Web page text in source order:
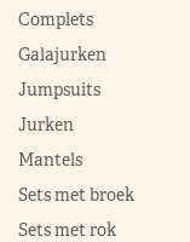
Complets
Galajurken
Jumpsuits
Jurken
Mantels
Sets met broek
Sets met rok